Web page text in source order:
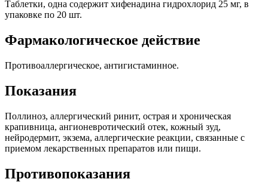
Таблетки, одна содержит хифенадина гидрохлорид 25 мг, в
упаковке по 20 шт.
Фармакологическое действие
Противоаллергическое, антигистаминное.
Показания
Поллиноз, аллергический ринит, острая и хроническая
крапивница, ангионевротический отек, кожный зуд,
нейродермит, экзема, аллергические реакции, связанные с
приемом лекарственных препаратов или пищи.
Противопоказания